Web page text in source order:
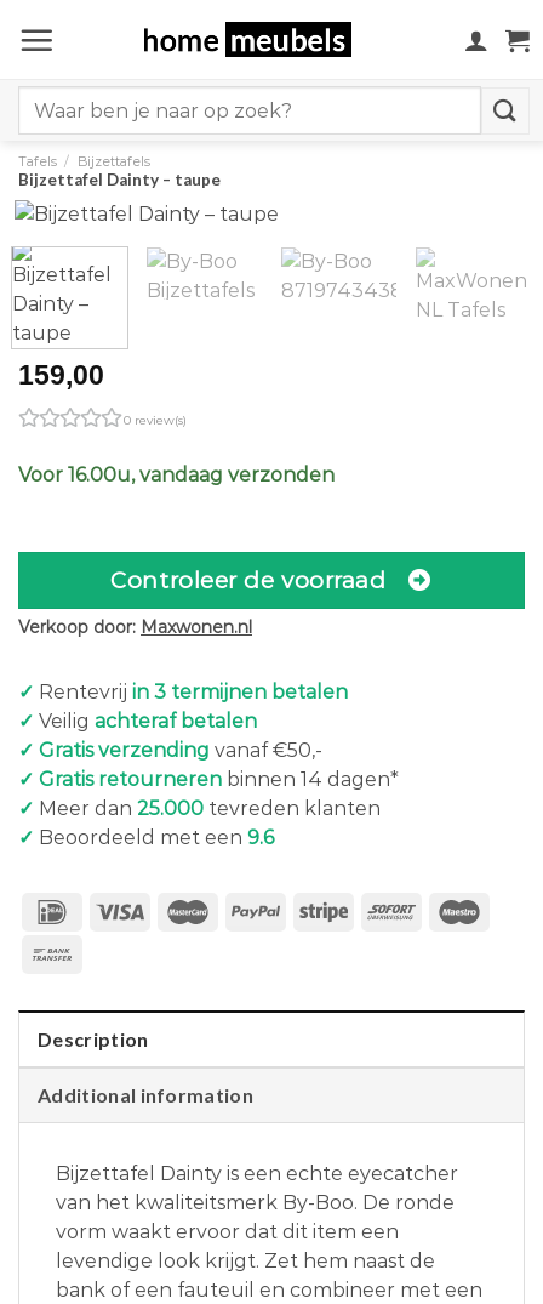
naar
for:
Tafels / Bijzettafels
Bijzettafel Dainty – taupe
159,00
0 review(s)
Voor 16.00u, vandaag verzonden
Controleer de voorraad
Verkoop door: Maxwonen.nl
✓ Rentevrij in 3 termijnen betalen
✓ Veilig achteraf betalen
✓ Gratis verzending vanaf €50,-
✓ Gratis retourneren binnen 14 dagen*
✓ Meer dan 25.000 tevreden klanten
✓ Beoordeeld met een 9.6
Description
Additional information
Bijzettafel Dainty is een echte eyecatcher
van het kwaliteitsmerk By-Boo. De ronde
vorm waakt ervoor dat dit item een
levendige look krijgt. Zet hem naast de
bank of een fauteuil en combineer met een